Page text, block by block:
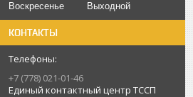
Воскресенье
Выходной
КОНТАКТЫ
+7 (778) 021-01-46
Единый контактный центр ТССП